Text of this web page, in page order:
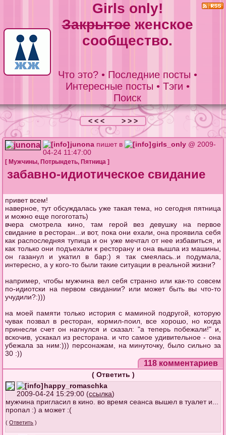
Girls only!
Закрытоеженское
сообщество.
Что это?• Последние посты •
Интересные посты • Тэги •
Поиск
< < < > > >
junona пишет в girls_only @ 2009-
04-24 11:47:00
[ Мужчины, Потрындеть, Пятница ]
забавно-идиотическое свидание
привет всем!
наверное, тут обсуждалась уже такая тема, но сегодня пятница
и можно еще погоготать)
вчера смотрела кино, там герой вез девушку на первое
свидание в ресторан...и вот, пока они ехали, она проявила себя
как распоследняя тупица и он уже мечтал от нее избавиться, и
как только они подъехали к ресторану и она вышла из машины,
он газанул и укатил в бар:) я так смеялась..и подумала,
интересно, а у кого-то были такие ситуации в реальной жизни?
например, чтобы мужчина вел себя странно или как-то совсем
по-идиотски на первом свидании? или может быть вы что-то
учудили?:)))
на моей памяти только история с маминой подругой, которую
чувак позвал в ресторан, кормил-поил, все хорошо, но когда
принесли счет он нагнулся и сказал: "а теперь побежали!" и,
вскочив, ускакал из ресторана. и что самое удивительное - она
убежала за ним:))) персонажам, на минуточку, было сильно за
30 :))
118 комментариев
( Ответить )
happy_romaschka
2009-04-24 15:29:00 (ссылка)
мужчина пригласил в кино. во время сеанса вышел в туалет и...
пропал :) а может :(
(Ответить )